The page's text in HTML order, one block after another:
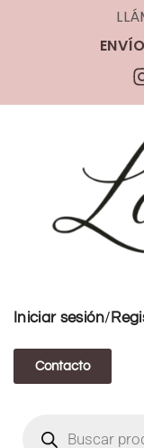
Iniciar sesión/
Contacto